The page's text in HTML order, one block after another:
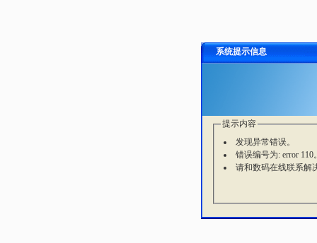
系统提示信息
提示内容
发现异常错误。
错误编号为: error 110
请和数码在线联系解